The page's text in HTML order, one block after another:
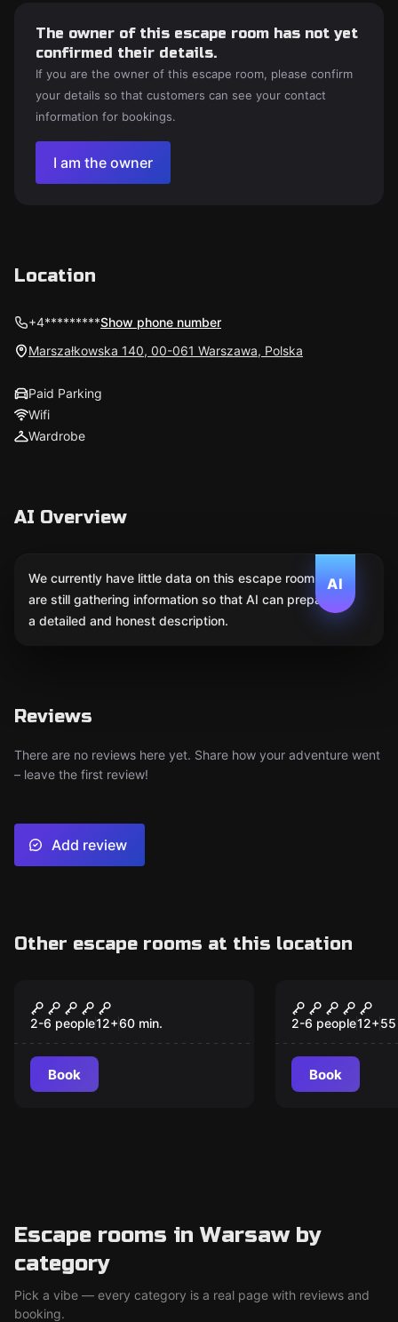
The owner of this escape room has not yet
confirmed their details.
If you are the owner of this escape room, please confirm
your details so that customers can see your contact
information for bookings.
I am the owner
Location
+4*********Show phone number
Marszałkowska 140, 00-061 Warszawa, Polska
Paid Parking
Wifi
Wardrobe
AI Overview
AI
We currently have little data on this escape room. We
are still gathering information so that AI can prepare
a detailed and honest description.
Reviews
There are no reviews here yet. Share how your adventure went
– leave the first review!
Add review
Other escape rooms at this location
Łódź Podwodna
2-6 people12+60 min.
Book
Interactive
2-6 people12+55
Book
Escape rooms in Warsaw by
category
Pick a vibe — every category is a real page with reviews and
booking.